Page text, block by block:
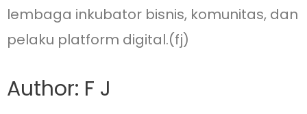
lembaga inkubator bisnis, komunitas, dan
pelaku platform digital.(fj)
Author: F J